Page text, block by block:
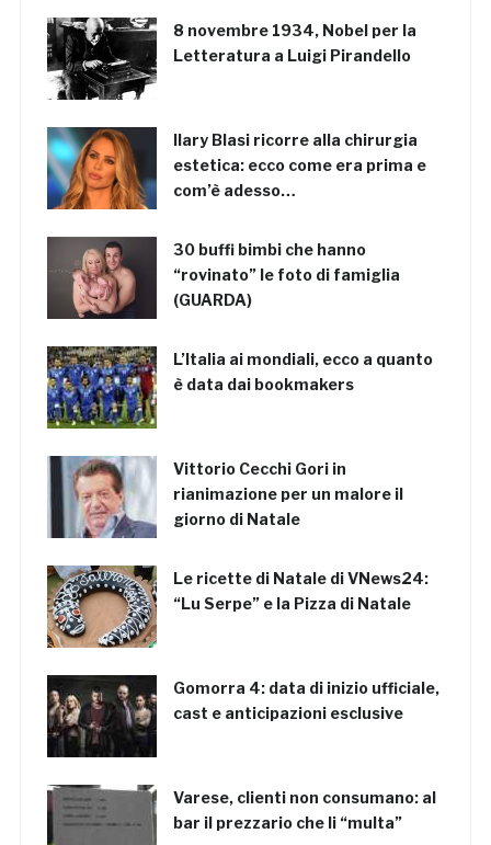
8 novembre 1934, Nobel per la
Letteratura a Luigi Pirandello
Ilary Blasi ricorre alla chirurgia
estetica: ecco come era prima e
com’è adesso…
30 buffi bimbi che hanno
“rovinato” le foto di famiglia
(GUARDA)
L’Italia ai mondiali, ecco a quanto
è data dai bookmakers
Vittorio Cecchi Gori in
rianimazione per un malore il
giorno di Natale
Le ricette di Natale di VNews24:
“Lu Serpe” e la Pizza di Natale
Gomorra 4: data di inizio ufficiale,
cast e anticipazioni esclusive
Varese, clienti non consumano: al
bar il prezzario che li “multa”